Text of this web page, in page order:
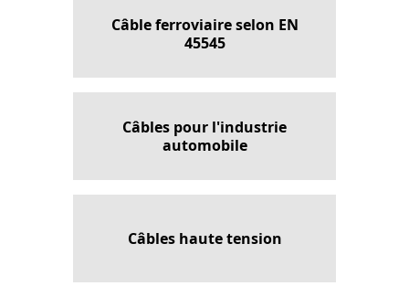
Câble ferroviaire selon EN
45545
Câbles pour l'industrie
automobile
Câbles haute tension